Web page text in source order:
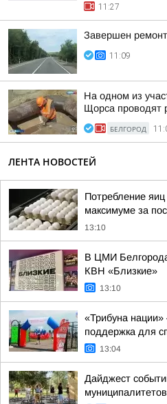
11:27
Завершен
11:09
На одном из
Щорса проводят
БЕЛГОРОД
ЛЕНТА НОВОСТЕЙ
Потребление
максимуме за
13:10
В ЦМИ
КВН «Близкие»
13:10
«Трибуна
поддержка для
13:04
Дайджест